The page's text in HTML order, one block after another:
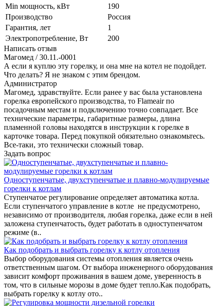
Min мощность, кВт
190
Производство
Россия
Гарантия, лет
1
Электропотребление, Вт
200
Написать отзыв
Магомед / 30.11.-0001
А если я куплю эту горелку, и она мне на котел не подойдет.
Что делать? Я не знаком с этим брендом.
Администратор
Магомед, здравствуйте. Если ранее у вас была установлена
горелка европейского производства, то Flameair по
посадочным местам и подключению точно совпадает. Все
технические параметры, габаритные размеры, длина
пламенной головы находятся в инструкции к горелке в
карточке товара. Перед покупкой обязательно ознакомьтесь.
Все-таки, это технически сложный товар.
Задать вопрос
Одноступенчатые, двухступенчатые и плавно-модулируемые
горелки к котлам
Ступенчатое регулирование определяет автоматика котла.
Если ступенчатого управление в котле не предусмотрено,
независимо от производителя, любая горелка, даже если в ней
заложена ступенчатость, будет работать в одноступенчатом
режиме (в..
Как подобрать и выбрать горелку к котлу отопления
Выбор оборудования системы отопления является очень
ответственным шагом. От выбора инженерного оборудования
зависит комфорт проживания в вашем доме, уверенность в
том, что в сильные морозы в доме будет тепло.Как подобрать,
выбрать горелку к котлу ото..